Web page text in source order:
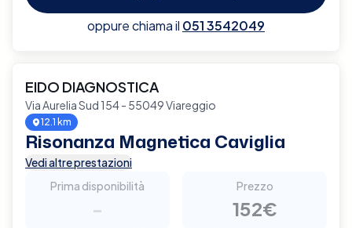
oppure chiama il 051 3542049
EIDO DIAGNOSTICA
Via Aurelia Sud 154 - 55049 Viareggio
12.1 km
Risonanza Magnetica Caviglia
Vedi altre prestazioni
Prima disponibilità
-
Prezzo
152€